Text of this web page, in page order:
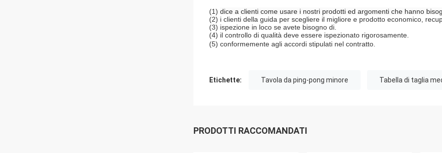
(1) dice a clienti come usare i nostri prodotti ed argomenti che hanno
(2) i clienti della guida per scegliere il migliore e prodotto economico,
(3) ispezione in loco se avete bisogno di.
(4) il controllo di qualità deve essere ispezionato rigorosamente.
(5) conformemente agli accordi stipulati nel contratto.
Etichette: Tavola da ping-pong minore Tabella di taglia
PRODOTTI RACCOMANDATI